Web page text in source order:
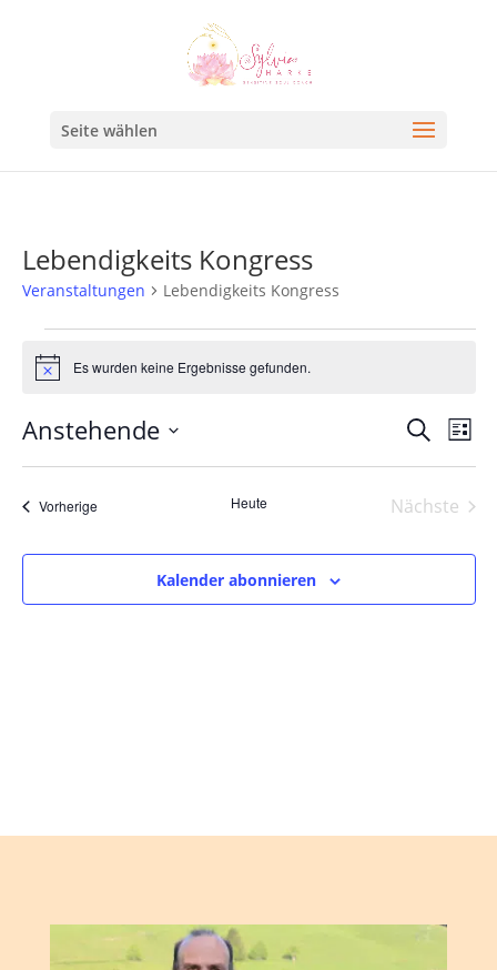
Seite wählen
Lebendigkeits Kongress
Veranstaltungen Lebendigkeits Kongress
HinweisEs wurden keine Ergebnisse gefunden.
Suche
und
SucheListe
Anstehende
Datum
wählen.
VorherigeVeranstaltungen Heute
Nächste
Kalender abonnieren